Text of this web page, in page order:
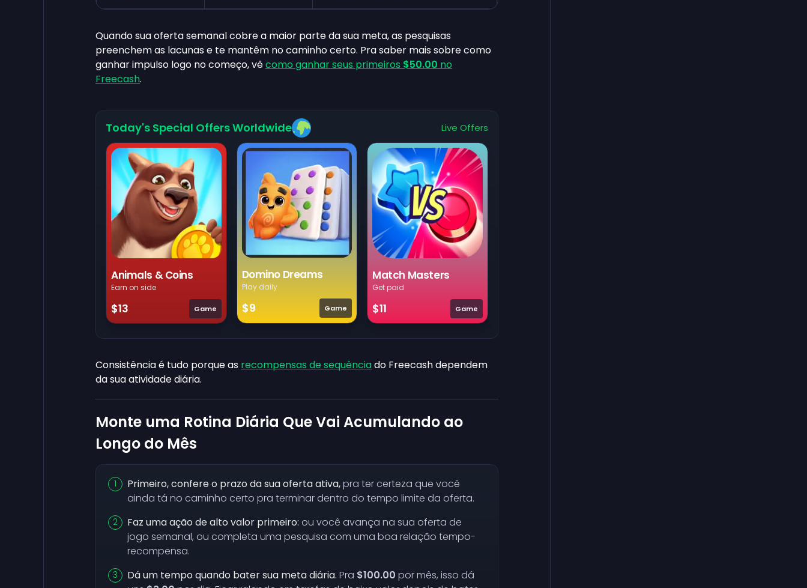
Quando sua oferta semanal cobre a maior parte da sua meta, as pesquisas
preenchem as lacunas e te mantêm no caminho certo. Pra saber mais sobre como
ganhar impulso logo no começo, vêcomo ganhar seus primeiros $50.00 no
Freecash.
Today's Special Offers Worldwide Live Offers
Animals & Coins
Earn on side
$13 Game
Domino Dreams
Play daily
$9 Game
Match Masters
Get paid
$11 Game
Consistência é tudo porque as recompensas de sequênciado Freecash dependem
da sua atividade diária.
Monte uma Rotina Diária Que Vai Acumulando ao
Longo do Mês
Primeiro, confere o prazo da sua oferta ativa,pra ter certeza que você
ainda tá no caminho certo pra terminar dentro do tempo limite da oferta.
Faz uma ação de alto valor primeiro: ou você avança na sua oferta de
jogo semanal, ou completa uma pesquisa com uma boa relação tempo-
recompensa.
Dá um tempo quando bater sua meta diária. Pra $100.00 por mês, isso dá